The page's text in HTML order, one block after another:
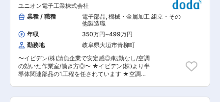
式会社 青柳事業場内です。当社は技術力の高さか
ら長年イビデン株式会社から請負や派遣のニーズ
をいただいております。 ■勤務スタイル： ・交
替勤務「3班2交代制」 工場は、1日24時間フル稼
働しているため、3班（グループ）に分かれ、 1
日2班の交替勤務で生産装置を連続操業します。
そのため「昼勤4日間→休日2日間→夜勤4日間→
休日2日間→昼勤4日間…」を繰り返すようばイメ
ージです。 ■就業時間： （1） 08:00 〜
17:00（＋残業の場合〜20:00） （2） 20:00〜
残業前 15分 ※時差勤務 1直 11:00 - 20:00 3直
23:00 - 08:00 変更の範囲：会社の定める業務
り、航続距離を延長することができます。そのた
めの制御弁の開発をお任せします。 ■業務概要：
熱マネジメントシステム用制御弁の設計開発をお
任せいたします。 ＜具体的な業務内容＞ ・制御
弁(膨張弁・逆止弁他)の設計開発及び評価 ・CAE
解析(構造、流体、磁気) ・事業拡大を目指した活
気ある職場 ■業務の特徴： ・入社後メンター制
度があり、メンター中心にOJTで教育します。ま
た外部講習など研修も充実しています。 ・残業が
多かった次の日には遅めに出社するなどフレック
スタイム制を活用して業務に従事いただけます。
日
ユニオン電子工業株式会社
業種 / 職種
電子部品, 機械・金属加工 組立・その
他製造職
年収
350万円~499万円
勤務地
岐阜県大垣市青柳町
〜イビデン(株)請負企業で安定感◎/転勤なし/空調
の効いた作業室/働き方◎〜 ★イビデン(株)より半
導体関連部品の1工程を任されています ★空調の
職務内容： パソコンに使用する部品（MPU）を